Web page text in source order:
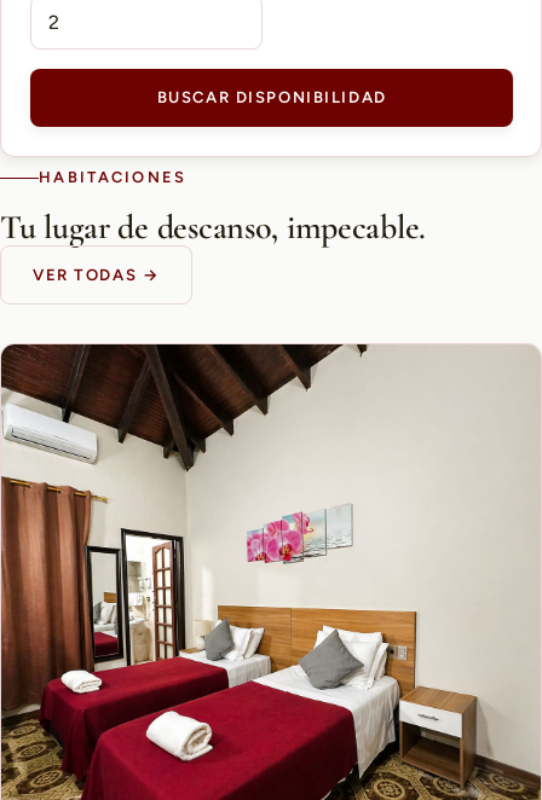
BUSCAR DISPONIBILIDAD
HABITACIONES
Tu lugar de descanso, impecable.
VER TODAS →